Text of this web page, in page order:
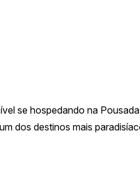
se hospedando na
dos destinos mais